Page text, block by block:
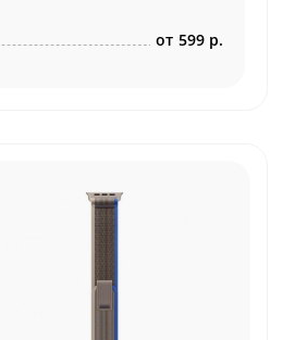
от 599 р.